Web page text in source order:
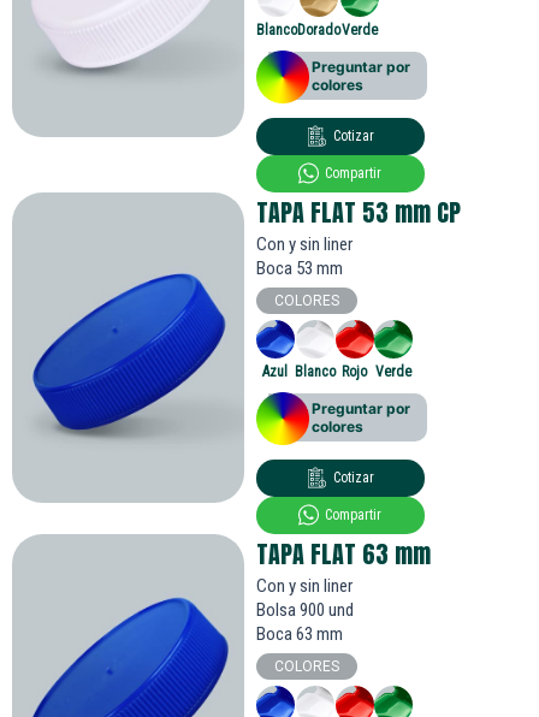
BlancoDoradoVerde
Preguntar por
colores
Cotizar
Compartir
TAPA FLAT 53 mmCP
Con y sin liner
Boca 53 mm
COLORES
Azul Blanco Rojo Verde
Preguntar por
colores
Cotizar
Compartir
TAPA FLAT 63 mm
Con y sin liner
Bolsa 900 und
Boca 63 mm
COLORES